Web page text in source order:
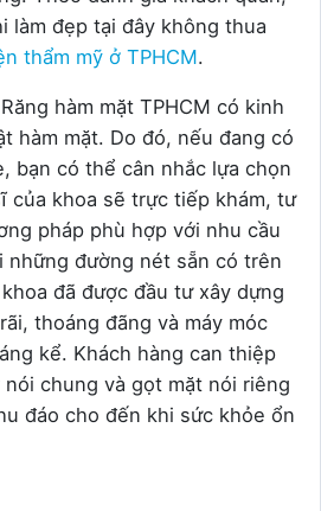
làm đẹp tại đây không thua
thẩm mỹ ở TPHCM.
hàm mặt TPHCM có kinh
hàm mặt. Do đó, nếu đang có
bạn có thể cân nhắc lựa chọn
của khoa sẽ trực tiếp khám, tư
pháp phù hợp với nhu cầu
những đường nét sẵn có trên
đã được đầu tư xây dựng
thoáng đãng và máy móc
kể. Khách hàng can thiệp
chung và gọt mặt nói riêng
đáo cho đến khi sức khỏe ổn